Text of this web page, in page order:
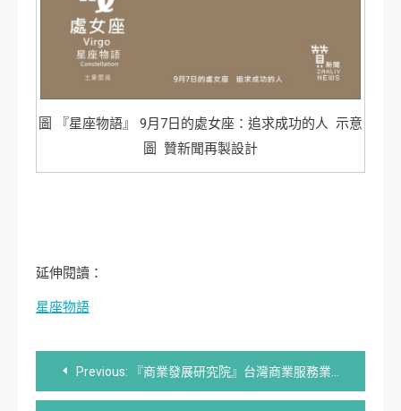
圖 『星座物語』 9月7日的處女座：追求成功的人 示意
圖 贊新聞再製設計
延伸閱讀：
星座物語
文
章
Previous: 『商業發展研究院』台灣商業服務業景氣循環分析預測 (3)